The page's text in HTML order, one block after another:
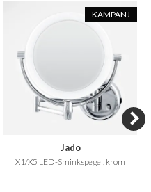
KAMPANJ
Jado
X1/X5 LED-Sminkspegel, krom